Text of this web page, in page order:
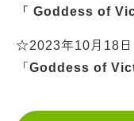
「 Goddess of
☆2023年10月18日
「 Goddess of